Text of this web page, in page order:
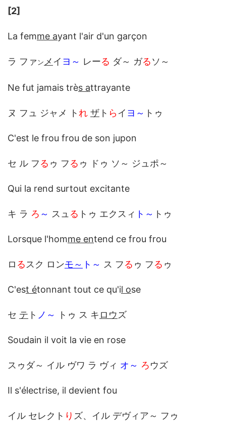
[2]
La femme ayant l'air d'un garçon
ラ ファ ン メ イ ヨ～ レーる ダ～ ガるソ～
Ne fut jamais très attrayante
ヌ フュ ジャメ トれ ザ ト らイ ヨ～ トゥ
C'est le frou frou de son jupon
セ ル フる ゥ フる ゥ ドゥ ソ～ ジュポ～
Qui la rend surtout excitante
キ ラ ろ ～ スュる トゥ エクスィ ト～ トゥ
Lorsque l'homme entend ce frou frou
ロ るスク ロンモ～ ト～ ス フる ゥ フる ゥ
C'est étonnant tout ce qu'il ose
セ テ ト ノ～ トゥ ス キ ロウズ
Soudain il voit la vie en rose
スゥダ～ イル ヴワ ラ ヴィ オ～ ろウズ
Il s'électrise, il devient fou
イル セレクト り ズ、イル デヴィア～ フゥ